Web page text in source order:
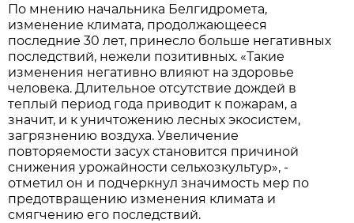
По мнению начальника Белгидромета,
изменение климата, продолжающееся
последние 30 лет, принесло больше негативных
последствий, нежели позитивных. «Такие
изменения негативно влияют на здоровье
человека. Длительное отсутствие дождей в
теплый период года приводит к пожарам, а
значит, и к уничтожению лесных экосистем,
загрязнению воздуха. Увеличение
повторяемости засух становится причиной
снижения урожайности сельхозкультур», -
отметил он и подчеркнул значимость мер по
предотвращению изменения климата и
смягчению его последствий.